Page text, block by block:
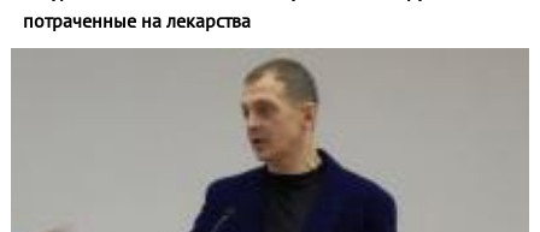
потраченные на лекарства